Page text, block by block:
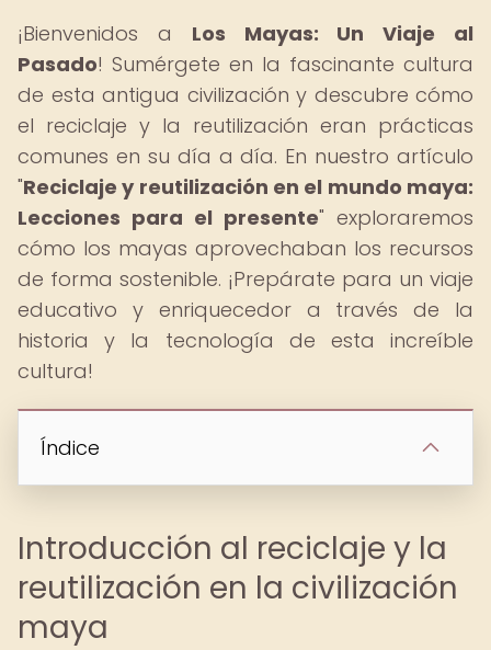
¡Bienvenidos a Los Mayas: Un Viaje al
Pasado! Sumérgete en la fascinante cultura
de esta antigua civilización y descubre cómo
el reciclaje y la reutilización eran prácticas
comunes en su día a día. En nuestro artículo
"Reciclaje y reutilización en el mundo maya:
Lecciones para el presente" exploraremos
cómo los mayas aprovechaban los recursos
de forma sostenible. ¡Prepárate para un viaje
educativo y enriquecedor a través de la
historia y la tecnología de esta increíble
cultura!
Índice
Introducción al reciclaje y la
reutilización en la civilización
maya